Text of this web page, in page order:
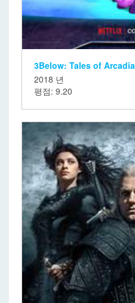
3Below: Tales of Arcadia
2018 년
평점: 9.20